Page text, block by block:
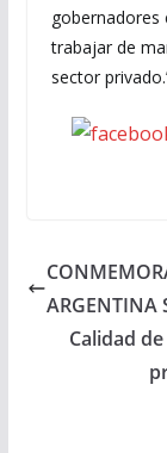
gobernadores
trabajar de
sector
ARGENTINA
Calidad